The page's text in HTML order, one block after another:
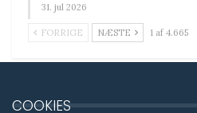
31. jul 2026
FORRIGE NÆSTE 1 af 4.665
COOKIES